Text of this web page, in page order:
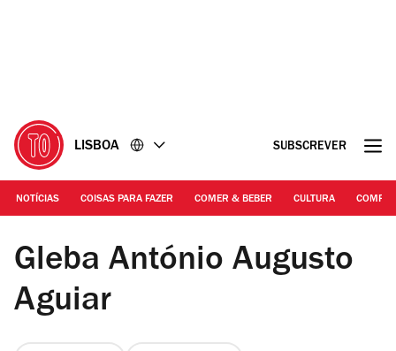
LISBOA SUBSCREVER
NOTÍCIAS COISAS PARA FAZER COMER & BEBER CULTURA
Francisco Romão Pereira
Gleba António Augusto
Aguiar